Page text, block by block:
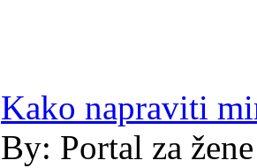
Kako napraviti
By: Portal za žene